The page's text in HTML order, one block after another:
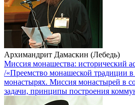
Архимандрит Дамаскин (Лебедь)
Миссия монашества: исторический
/«Преемство монашеской традиции
монастырях. Миссия монастырей в
задачи, принципы построения